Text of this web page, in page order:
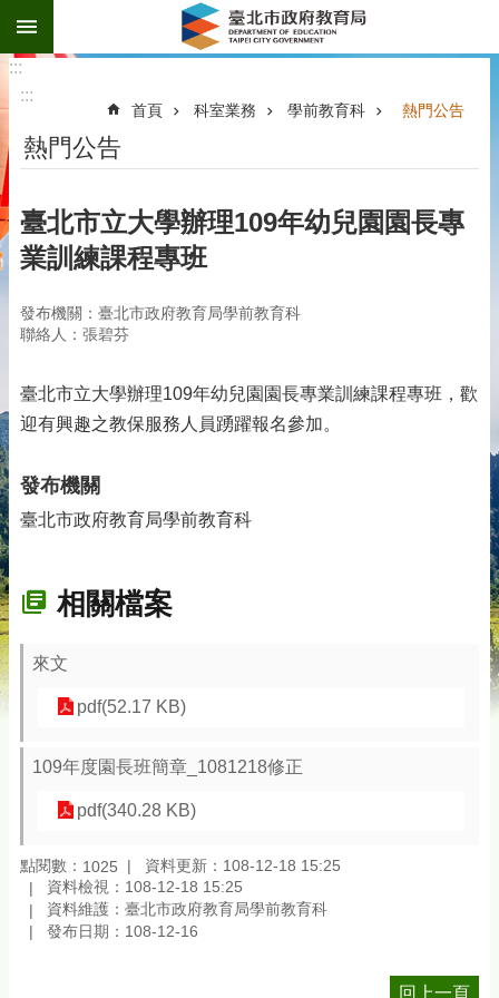
跳到主要內容區塊
:::
:::
首頁 科室業務 學前教育科 熱門公告
熱門公告
臺北市立大學辦理109年幼兒園園長專
業訓練課程專班
發布機關：臺北市政府教育局學前教育科
聯絡人：張碧芬
臺北市立大學辦理109年幼兒園園長專業訓練課程專班，歡
迎有興趣之教保服務人員踴躍報名參加。
發布機關
臺北市政府教育局學前教育科
相關檔案
來文
pdf(52.17 KB)
109年度園長班簡章_1081218修正
pdf(340.28 KB)
點閱數： 1025
資料更新：108-12-18 15:25
資料檢視：108-12-18 15:25
資料維護：臺北市政府教育局學前教育科
發布日期：108-12-16
回上一頁